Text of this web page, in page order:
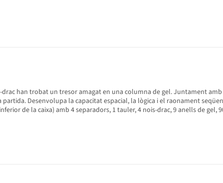
han trobat un tresor amagat en una columna de gel. Juntament
Desenvolupa la capacitat espacial, la lògica i el raonament
de la caixa) amb 4 separadors, 1 tauler, 4 nois-drac, 9 anells de